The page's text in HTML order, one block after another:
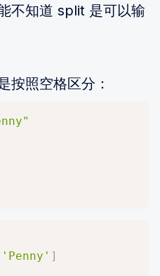
不知道 split 是可以输
按照空格区分：
'Penny' ]